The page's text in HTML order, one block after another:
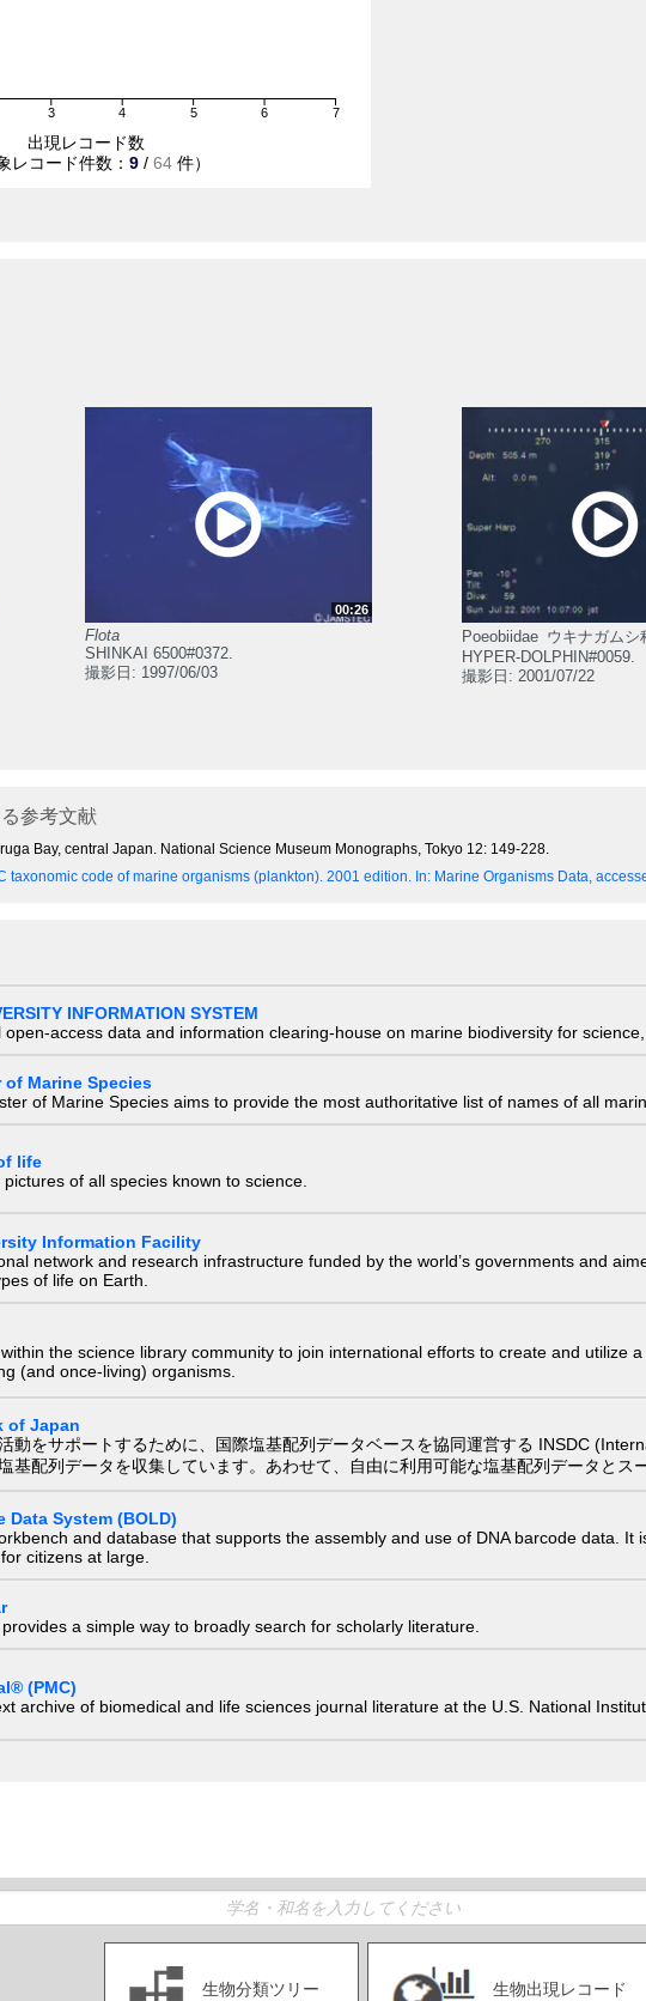
3 4 5 6 7
出現レコード数
レコード件数： 9 / 64 件）
00:26
Flota
SHINKAI 6500#0372.
撮影日: 1997/06/03
Poeobiidae ウキナガムシ
HYPER-DOLPHIN#0059.
撮影日: 2001/07/22
参考文献
Bay, central Japan. National Science Museum Monographs, Tokyo 12: 149-228.
taxonomic code of marine organisms (plankton). 2001 edition. In: Marine Organisms Data,
INFORMATION SYSTEM
open-access data and information clearing-house on marine biodiversity for
of Marine Species
of Marine Species aims to provide the most authoritative list of names of all
life
of all species known to science.
Information Facility
network and research infrastructure funded by the world’s governments and
of life on Earth.
the science library community to join international efforts to create and utilize
(and once-living) organisms.
of Japan
動をサポートするために、国際塩基配列データベースを協同運営する INSDC
基配列データを収集しています。あわせて、自由に利用可能な塩基配列データとス
Data System (BOLD)
and database that supports the assembly and use of DNA barcode data.
citizens at large.
a simple way to broadly search for scholarly literature.
(PMC)
archive of biomedical and life sciences journal literature at the U.S. National
生物分類ツリー 生物出現レコード